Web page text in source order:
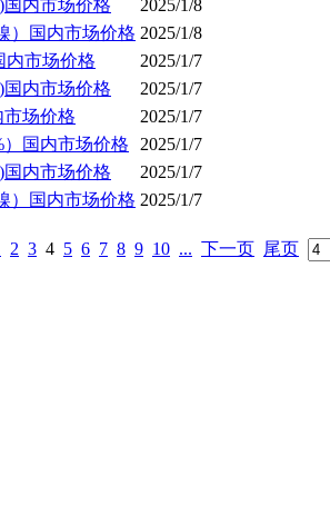
国内市场价格
2025/1/8
）国内市场价格 2025/1/8
内市场价格
2025/1/7
国内市场价格
2025/1/7
市场价格
2025/1/7
）国内市场价格
2025/1/7
国内市场价格
2025/1/7
）国内市场价格 2025/1/7
2 3 4 5 6 7 8 9 10 ... 下一页 尾页